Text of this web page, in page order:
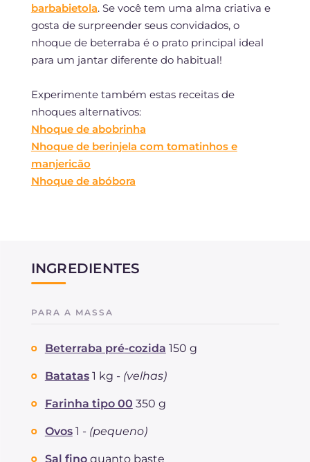
barbabietola. Se você tem uma alma criativa e
gosta de surpreender seus convidados, o
nhoque de beterraba é o prato principal ideal
para um jantar diferente do habitual!
Experimente também estas receitas de
nhoques alternativos:
Nhoque de abobrinha
Nhoque de berinjela com tomatinhos e
manjericão
Nhoque de abóbora
INGREDIENTES
PARA A MASSA
Beterraba pré-cozida 150 g
Batatas 1 kg - (velhas)
Farinha tipo 00 350 g
Ovos 1 - (pequeno)
Sal fino quanto baste